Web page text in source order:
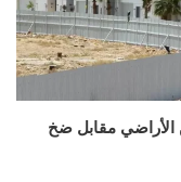
الأراضي مقابل ضخ